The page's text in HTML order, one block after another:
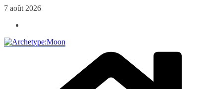
Passer
contenu
7 août 2026